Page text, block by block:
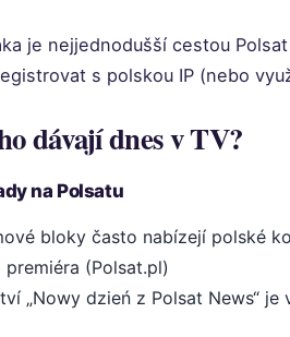
je nejjednodušší cestou
s polskou IP (nebo
dávají dnes v TV?
na Polsatu
bloky často nabízejí polské
(Polsat.pl)
„Nowy dzień z Polsat News“